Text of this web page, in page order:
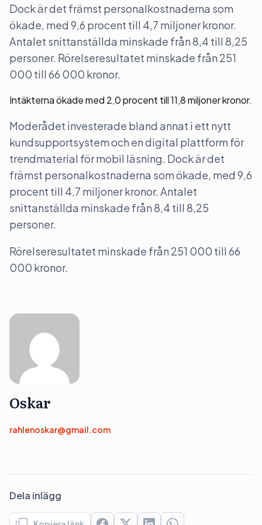
Dock är det främst personalkostnaderna som
ökade, med 9,6 procent till 4,7 miljoner kronor.
Antalet snittanställda minskade från 8,4 till 8,25
personer. Rörelseresultatet minskade från 251
000 till 66 000 kronor.
Intäkterna ökade med 2,0 procent till 11,8 miljoner kronor.
Moderådet investerade bland annat i ett nytt
kundsupportsystem och en digital plattform för
trendmaterial för mobil läsning. Dock är det
främst personalkostnaderna som ökade, med 9,6
procent till 4,7 miljoner kronor. Antalet
snittanställda minskade från 8,4 till 8,25
personer.
Rörelseresultatet minskade från 251 000 till 66
000 kronor.
Oskar
rahlenoskar@gmail.com
Dela inlägg